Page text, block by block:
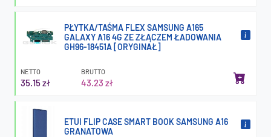
PŁYTKA/TAŚMA FLEX SAMSUNG A165
GALAXY A16 4G ZE ZŁĄCZEM ŁADOWANIA
GH96-18451A [ORYGINAŁ]
NETTO
35.15 zł
BRUTTO
43.23 zł
ETUI FLIP CASE SMART BOOK SAMSUNG A16
GRANATOWA